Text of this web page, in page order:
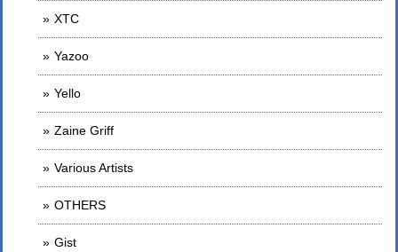
XTC
Yazoo
Yello
Zaine Griff
Various Artists
OTHERS
Gist